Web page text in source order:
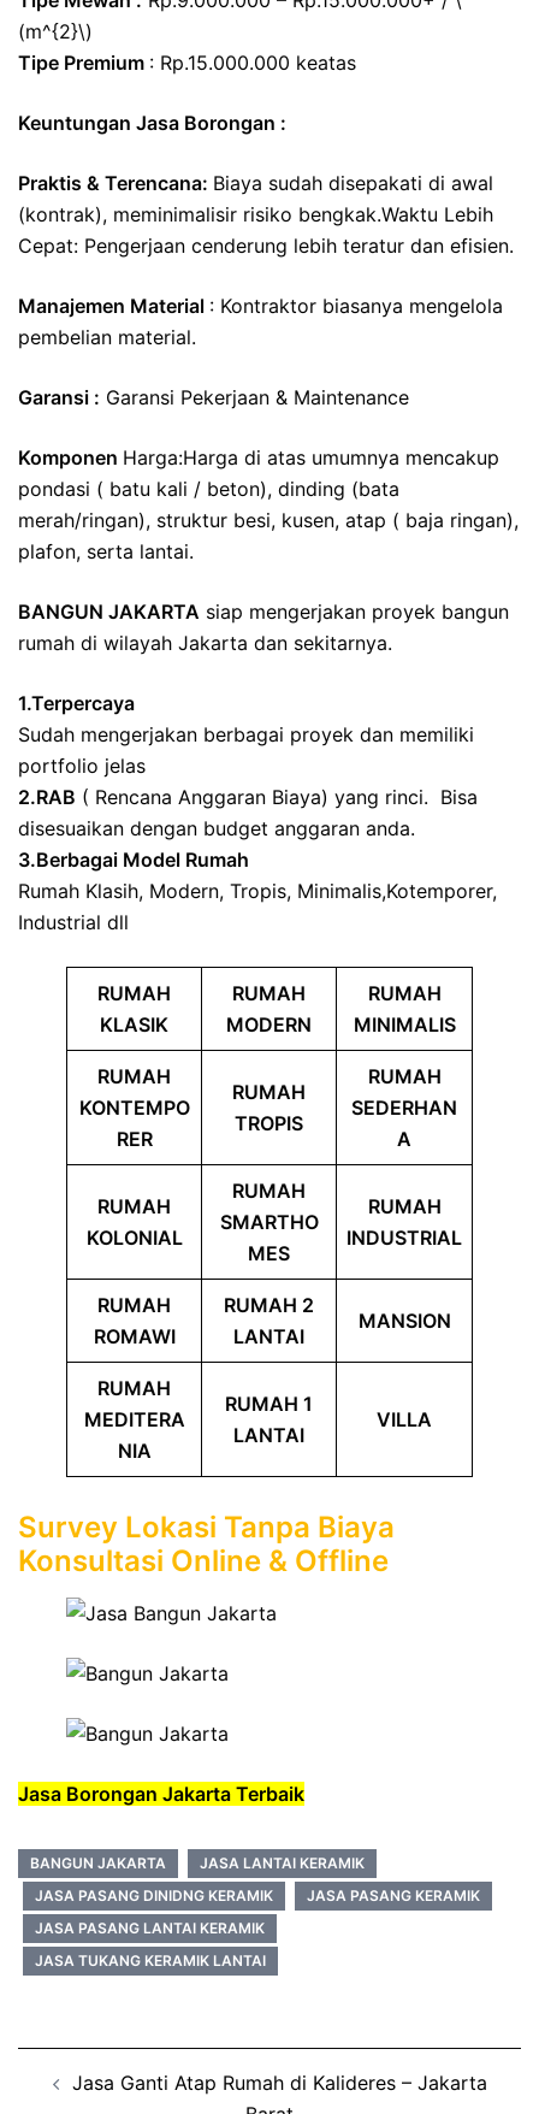
(m^{2}\)
Tipe Premium : Rp.15.000.000 keatas
Keuntungan Jasa Borongan :
Praktis & Terencana: Biaya sudah disepakati di awal
(kontrak), meminimalisir risiko bengkak.Waktu Lebih
Cepat: Pengerjaan cenderung lebih teratur dan efisien.
Manajemen Material : Kontraktor biasanya mengelola
pembelian material.
Garansi : Garansi Pekerjaan & Maintenance
Komponen Harga:Harga di atas umumnya mencakup
pondasi ( batu kali / beton), dinding (bata
merah/ringan), struktur besi, kusen, atap ( baja ringan),
plafon, serta lantai.
BANGUN JAKARTA siap mengerjakan proyek bangun
rumah di wilayah Jakarta dan sekitarnya.
1.Terpercaya
Sudah mengerjakan berbagai proyek dan memiliki
portfolio jelas
2.RAB ( Rencana Anggaran Biaya) yang rinci. Bisa
disesuaikan dengan budget anggaran anda.
3.Berbagai Model Rumah
Rumah Klasih, Modern, Tropis, Minimalis,Kotemporer,
Industrial dll
RUMAH
KLASIK
RUMAH
MODERN
RUMAH
MINIMALIS
RUMAH
KONTEMPO
RER
RUMAH
TROPIS
RUMAH
SEDERHAN
A
RUMAH
KOLONIAL
RUMAH
SMARTHO
MES
RUMAH
INDUSTRIAL
RUMAH
ROMAWI
RUMAH 2
LANTAI
MANSION
RUMAH
MEDITERA
NIA
RUMAH 1
LANTAI
VILLA
Survey Lokasi Tanpa Biaya
Konsultasi Online & Offline
Jasa Borongan Jakarta Terbaik
BANGUN JAKARTA
JASA LANTAI KERAMIK
JASA PASANG DINIDNG KERAMIK
JASA PASANG KERAMIK
JASA PASANG LANTAI KERAMIK
JASA TUKANG KERAMIK LANTAI
navigation
Jasa Ganti Atap Rumah di Kalideres – Jakarta